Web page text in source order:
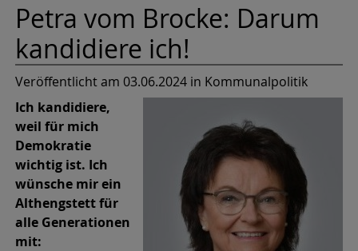
Petra vom Brocke: Darum
kandidiere ich!
Veröffentlicht am 03.06.2024 in Kommunalpolitik
Ich kandidiere,
weil für mich
Demokratie
wichtig ist. Ich
wünsche mir ein
Althengstett für
alle Generationen
mit: